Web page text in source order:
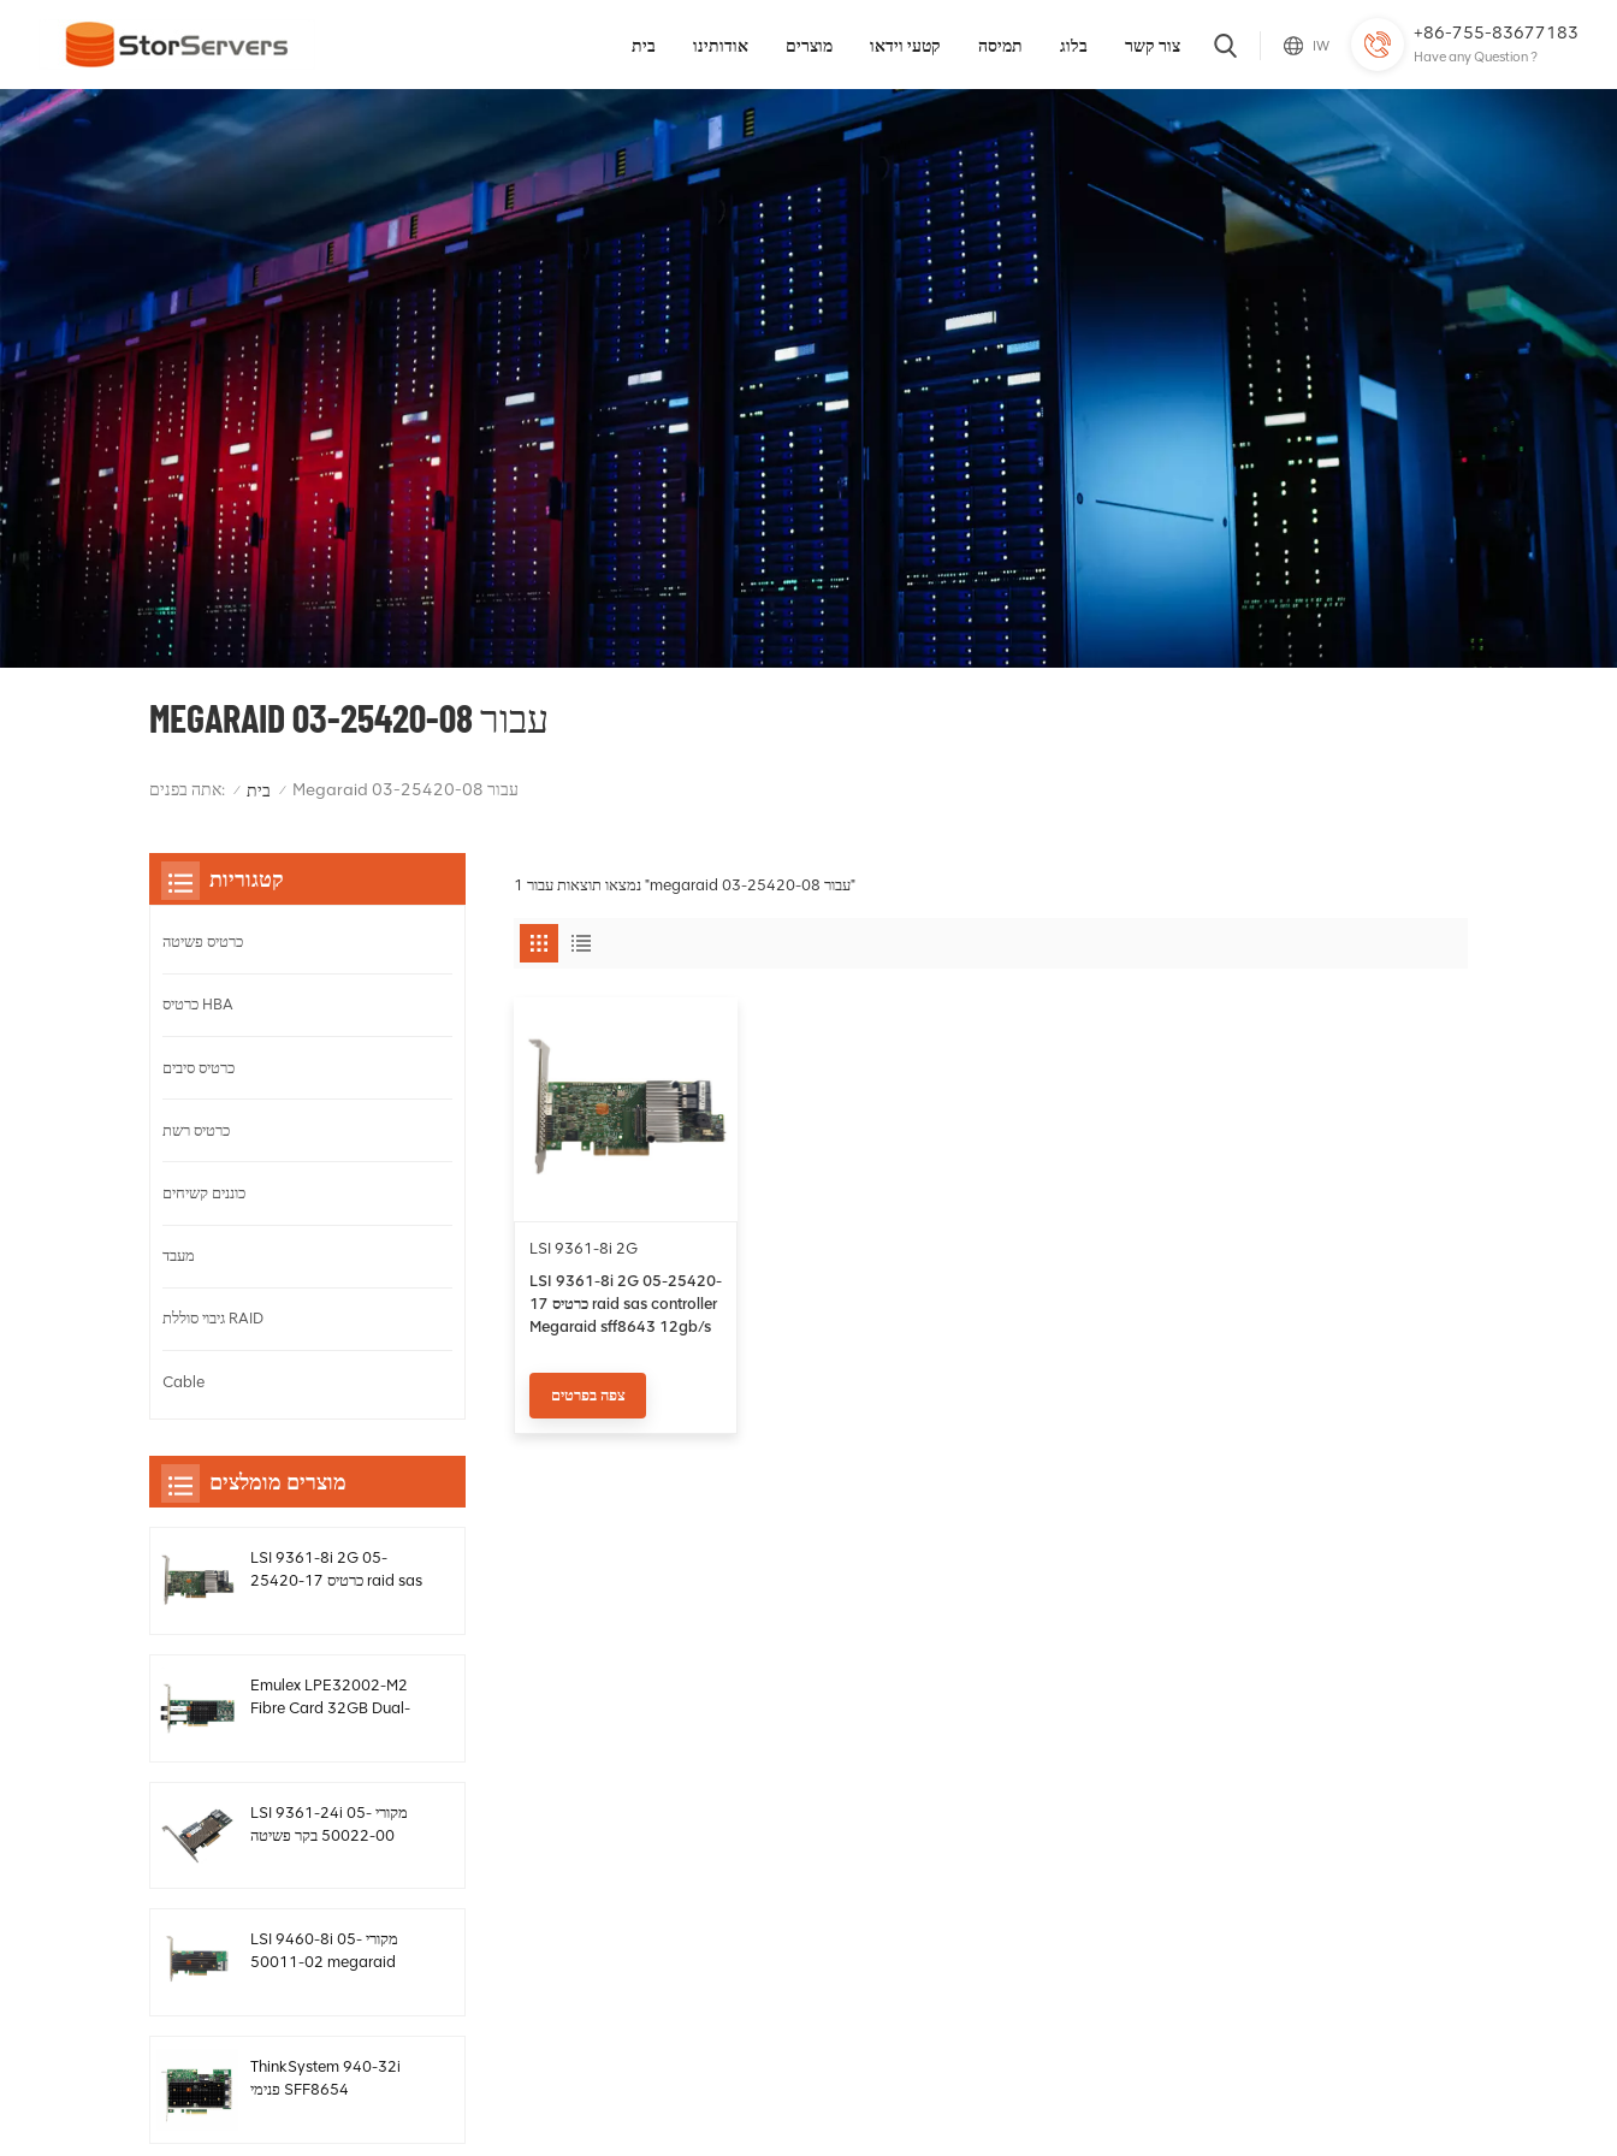
+86-755-83677183
Have any Question ?
IW בית אודותינו מוצרים קטעי וידאו תמיסה בלוג צור קשר
MEGARAID עבור 03-25420-08
אתה בפנים: / בית / Megaraid עבור 03-25420-08
1 נמצאו תוצאות עבור "megaraid עבור 03-25420-08"
LSI 9361-8i 2G
LSI 9361-8i 2G 05-25420-
17 כרטיס raid sas controller
Megaraid sff8643 12gb/s
צפה בפרטים
קטגוריות
כרטיס פשיטה
כרטיס HBA
כרטיס סיבים
כרטיס רשת
כוננים קשיחים
מעבד
גיבוי סוללת RAID
Cable
מוצרים מומלצים
LSI 9361-8i 2G 05-
25420-17 כרטיס raid sas
Emulex LPE32002-M2
Fibre Card 32GB Dual-
LSI 9361-24i מקורי 05-
50022-00 בקר פשיטה
LSI 9460-8i מקורי 05-
50011-02 megaraid
ThinkSystem 940-32i
פנימי SFF8654